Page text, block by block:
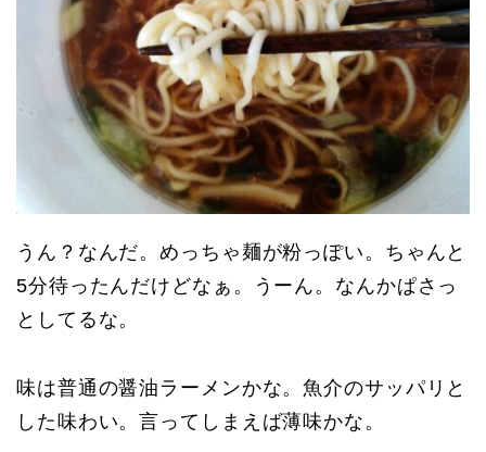
うん？なんだ。めっちゃ麺が粉っぽい。ちゃんと
5分待ったんだけどなぁ。うーん。なんかぱさっ
としてるな。
味は普通の醤油ラーメンかな。魚介のサッパリと
した味わい。言ってしまえば薄味かな。